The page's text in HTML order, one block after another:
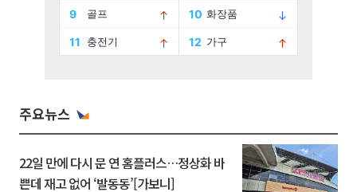
주요뉴스
22일 만에 다시 문 연 홈플러스…정상화 바
쁜데 재고 없어 ‘발동동’[가보니]